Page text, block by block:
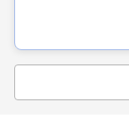
エ
ン
ス
【1
ク